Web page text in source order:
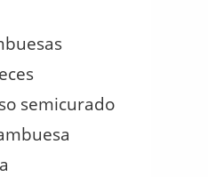
semicurado